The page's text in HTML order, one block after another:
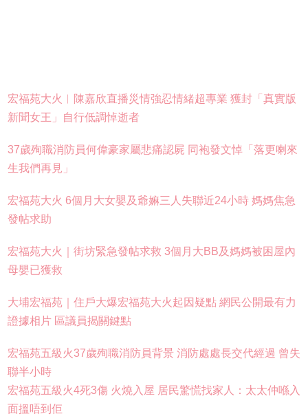
宏福苑大火︱陳嘉欣直播災情強忍情緒超專業 獲封「真實版
新聞女王」自行低調悼逝者
37歲殉職消防員何偉豪家屬悲痛認屍 同袍發文悼「落更喇來
生我們再見」
宏福苑大火 6個月大女嬰及爺嫲三人失聯近24小時 媽媽焦急
發帖求助
宏福苑大火｜街坊緊急發帖求救 3個月大BB及媽媽被困屋內
母嬰已獲救
大埔宏福苑｜住戶大爆宏福苑大火起因疑點 網民公開最有力
證據相片 區議員揭關鍵點
宏福苑五級火37歲殉職消防員背景 消防處處長交代經過 曾失
聯半小時
宏福苑五級火4死3傷 火燒入屋 居民驚慌找家人：太太仲喺入
面搵唔到佢